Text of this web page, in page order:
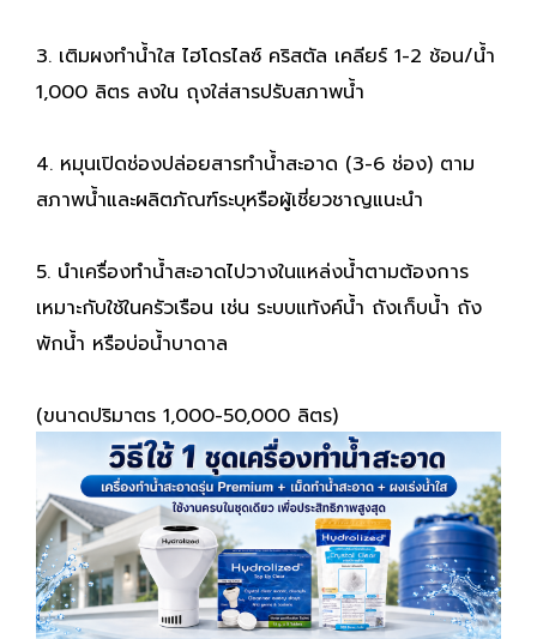
3. เติมผงทำน้ำใส ไฮโดรไลซ์ คริสตัล เคลียร์ 1-2 ช้อน/น้ำ
1,000 ลิตร ลงใน ถุงใส่สารปรับสภาพน้ำ
4. หมุนเปิดช่องปล่อยสารทำน้ำสะอาด (3-6 ช่อง) ตาม
สภาพน้ำและผลิตภัณฑ์ระบุหรือผู้เชี่ยวชาญแนะนำ
5. นำเครื่องทำน้ำสะอาดไปวางในแหล่งน้ำตามต้องการ
เหมาะกับใช้ในครัวเรือน เช่น ระบบแท้งค์น้ำ ถังเก็บน้ำ ถัง
พักน้ำ หรือบ่อน้ำบาดาล
(ขนาดปริมาตร 1,000-50,000 ลิตร)